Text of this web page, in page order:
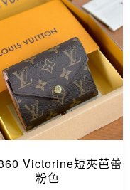
Victorine短夾芭蕾
粉色